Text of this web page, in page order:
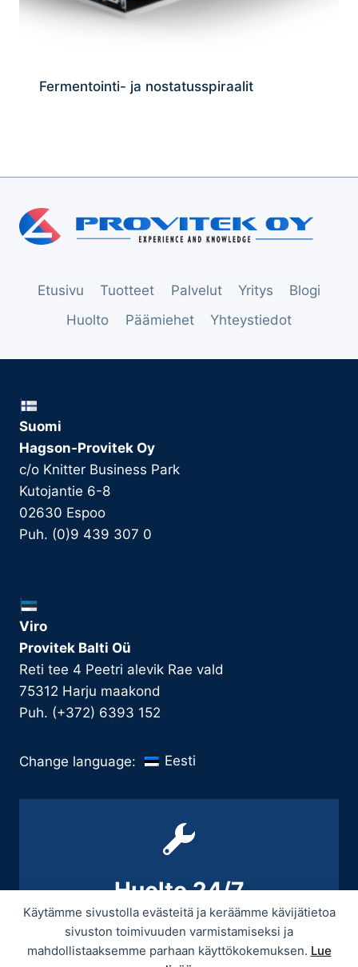
Käytämme sivustolla evästeitä ja keräämme kävijätietoa
sivuston toimivuuden varmistamiseksi ja
mahdollistaaksemme parhaan käyttökokemuksen. Lue
Fermentointi- ja nostatusspiraalit
Etusivu Tuotteet Palvelut Yritys
Blogi
Huolto
Päämiehet Yhteystiedot
Suomi
Hagson-Provitek Oy
c/o Knitter Business Park
Kutojantie 6-8
02630 Espoo
Puh. (0)9 439 307 0
Viro
Provitek Balti Oü
Reti tee 4 Peetri alevik Rae vald
75312 Harju maakond
Puh. (+372) 6393 152
Change language: Eesti
Huolto 24/7
+358 9 439 3070 / +358 50 545 5664